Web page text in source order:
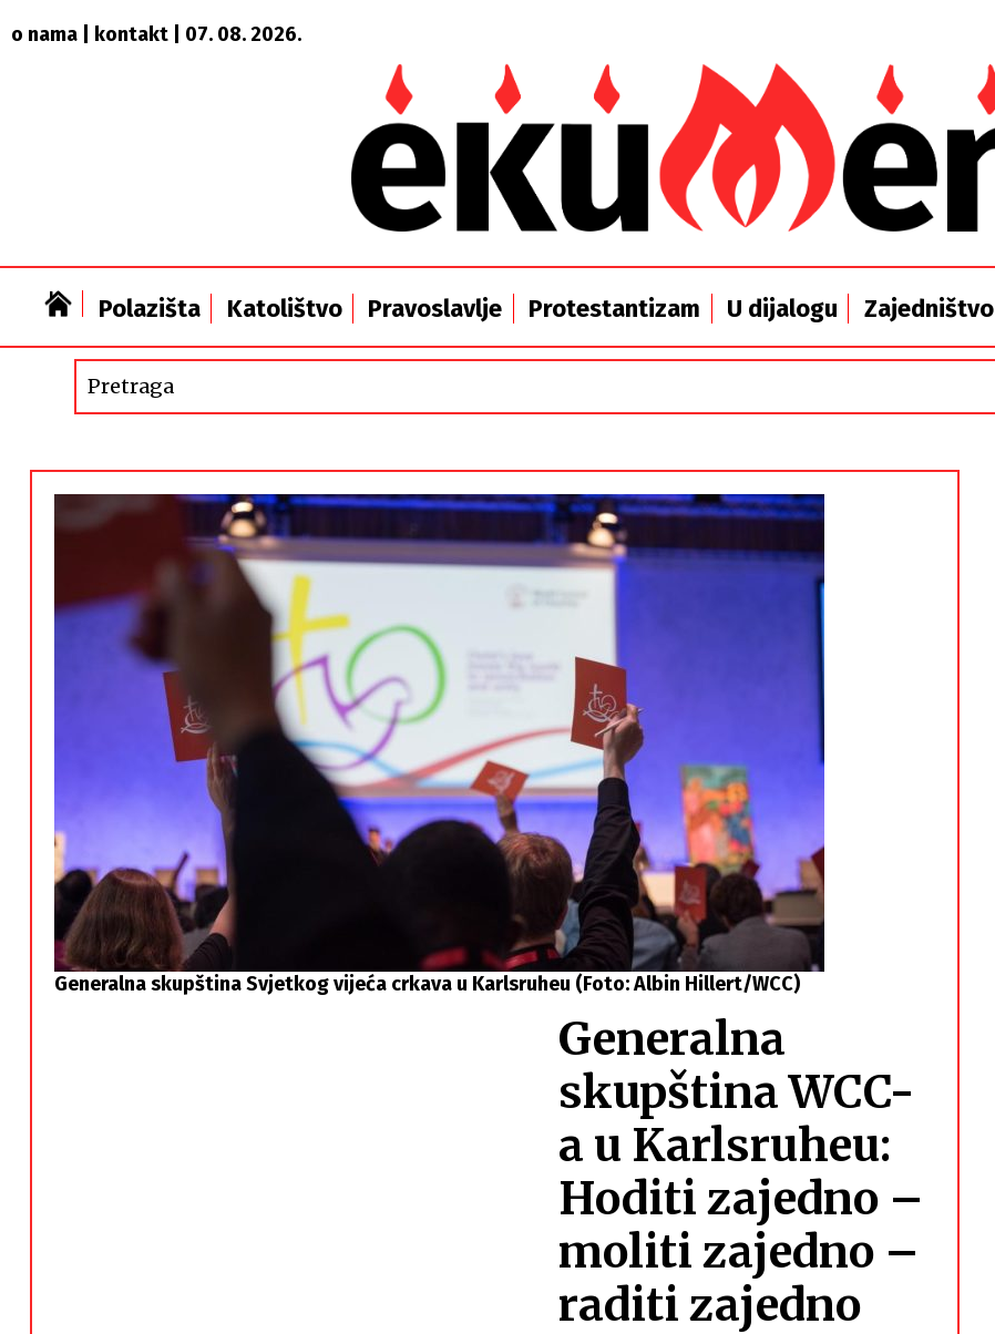
o nama kontakt | 07. 08. 2026.
Polazišta Katolištvo Pravoslavlje Protestantizam U dijalogu Zajedništvo
Generalna skupština Svjetkog vijeća crkava u Karlsruheu (Foto: Albin Hillert/WCC)
Generalna
skupština WCC-
a u Karlsruheu:
Hoditi zajedno –
moliti zajedno –
raditi zajedno